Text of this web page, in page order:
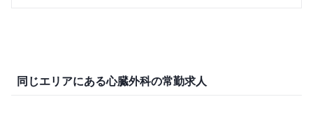
同じエリアにある心臓外科の常勤求人